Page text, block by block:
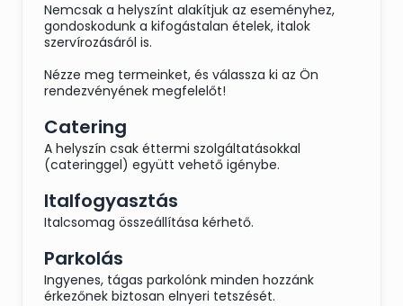
Nemcsak a helyszínt alakítjuk az eseményhez,
gondoskodunk a kifogástalan ételek, italok
szervírozásáról is.
Nézze meg termeinket, és válassza ki az Ön
rendezvényének megfelelőt!
Catering
A helyszín csak éttermi szolgáltatásokkal
(cateringgel) együtt vehető igénybe.
Italfogyasztás
Italcsomag összeállítása kérhető.
Parkolás
Ingyenes, tágas parkolónk minden hozzánk
érkezőnek biztosan elnyeri tetszését.